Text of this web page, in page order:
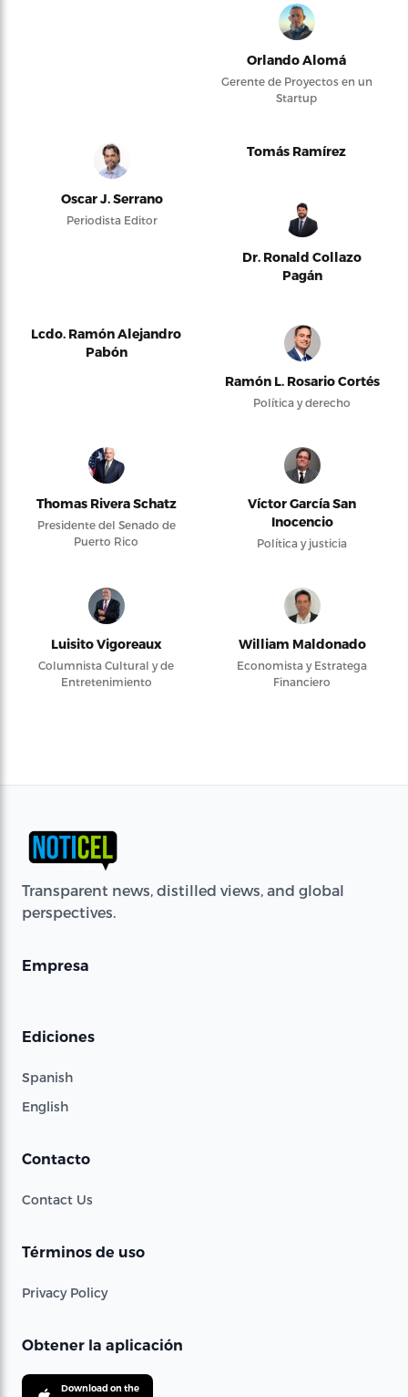
Orlando Alomá
Gerente de Proyectos en un
Startup
Oscar J. Serrano
Periodista Editor
Tomás Ramírez
Dr. Ronald Collazo
Pagán
Lcdo. Ramón Alejandro
Pabón
Ramón L. Rosario Cortés
Política y derecho
Thomas Rivera Schatz
Presidente del Senado de
Puerto Rico
Víctor García San
Inocencio
Política y justicia
Luisito Vigoreaux
Columnista Cultural y de
Entretenimiento
William Maldonado
Economista y Estratega
Financiero
Transparent news, distilled views, and global
perspectives.
Empresa
Ediciones
Spanish
English
Contacto
Contact Us
Términos de uso
Privacy Policy
Obtener la aplicación
Download on the